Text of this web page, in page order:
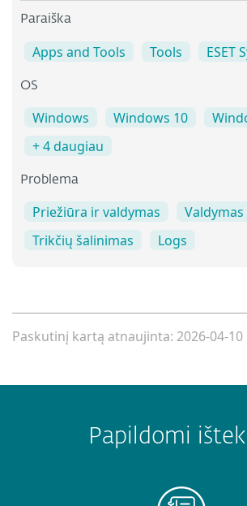
Paraiška
Apps and Tools Tools ESET
OS
Windows Windows 10
+ 4 daugiau
Problema
Priežiūra ir valdymas
Valdymas
Trikčių šalinimas
Logs
Paskutinį kartą atnaujinta: 2026-04-10
Papildomi